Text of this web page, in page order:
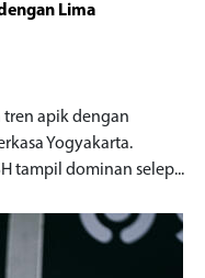
Lima
tren apik dengan
Yogyakarta.
tampil dominan selep...